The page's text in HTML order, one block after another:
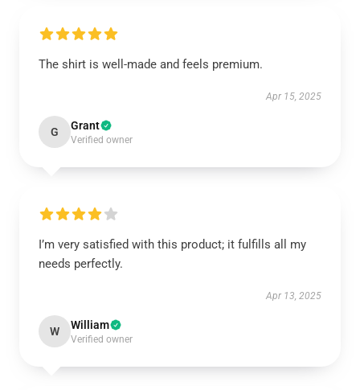
The shirt is well-made and feels premium.
Apr 15, 2025
G Grant
Verified owner
I’m very satisfied with this product; it fulfills all my
needs perfectly.
Apr 13, 2025
W William
Verified owner